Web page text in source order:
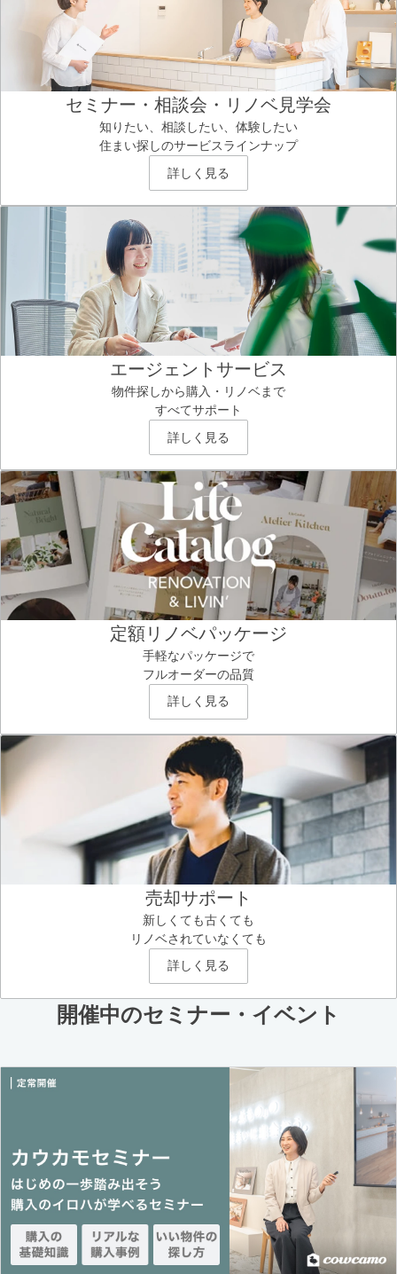
セミナー・相談会・リノベ見学会
知りたい、相談したい、体験したい
住まい探しのサービスラインナップ
詳しく見る
エージェントサービス
物件探しから購入・リノベまで
すべてサポート
詳しく見る
定額リノベパッケージ
手軽なパッケージで
フルオーダーの品質
詳しく見る
売却サポート
新しくても古くても
リノベされていなくても
詳しく見る
開催中のセミナー・イベント